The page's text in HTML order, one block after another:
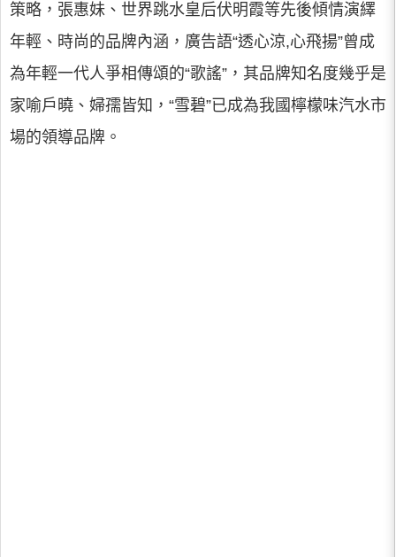
策略，張惠妹、世界跳水皇后伏明霞等先後傾情演繹
年輕、時尚的品牌內涵，廣告語“透心涼,心飛揚”曾成
為年輕一代人爭相傳頌的“歌謠”，其品牌知名度幾乎是
家喻戶曉、婦孺皆知，“雪碧”已成為我國檸檬味汽水市
場的領導品牌。